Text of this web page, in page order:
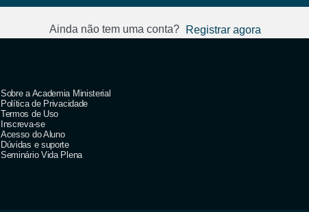
Ainda não tem uma conta? Registrar agora
Sobre a Academia Ministerial
Política de Privacidade
Termos de Uso
Inscreva-se
Acesso do Aluno
Dúvidas e suporte
Seminário Vida Plena